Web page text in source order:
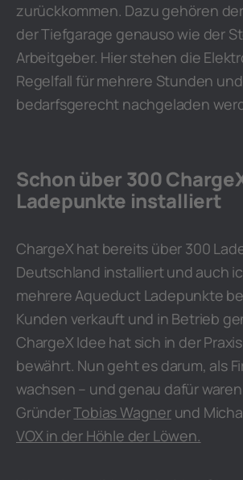
zurückkommen. Dazu gehören
der Tiefgarage genauso wie der
Arbeitgeber. Hier stehen die
Regelfall für mehrere Stunden
bedarfsgerecht nachgeladen
Schon über 300
Ladepunkte installiert
ChargeX hat bereits über 300
Deutschland installiert und auch
mehrere Aqueduct Ladepunkte
Kunden verkauft und in Betrieb
ChargeX Idee hat sich in der
bewährt. Nun geht es darum, als
wachsen – und genau dafür
GründerTobias Wagnerund
VOX in der Höhle der Löwen.